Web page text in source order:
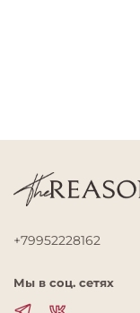
+79952228162
Мы в соц. сетях